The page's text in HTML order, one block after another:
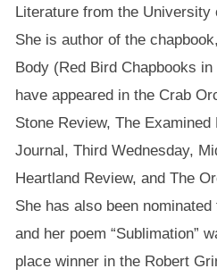
Literature from the University
She is author of the
Body (Red Bird Chapbooks
have appeared in the Crab
Stone Review, The
Journal, Third Wednesday,
Heartland Review, and The
She has also been nominated
and her poem “Sublimation”
place winner in the Robert